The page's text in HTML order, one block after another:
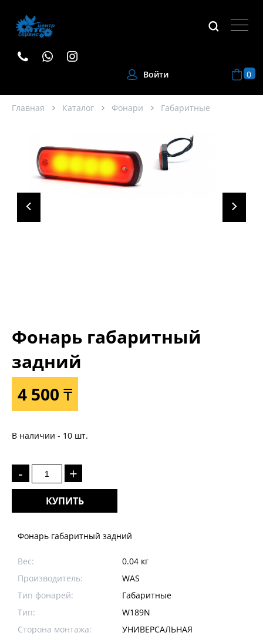
Войти 0
Главная Каталог Фонари Габаритные
Фонарь габаритный
задний
4 500 ₸
В наличии - 10 шт.
- +
КУПИТЬ
Фонарь габаритный задний
Вес:
0.04 кг
Производитель:
WAS
Тип фонарей:
Габаритные
Тип:
W189N
Сторона монтажа:
УНИВЕРСАЛЬНАЯ